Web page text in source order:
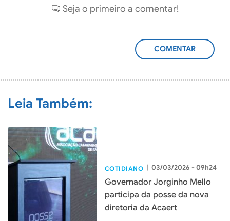
Seja o primeiro a comentar!
ADICIONAR
Leia Também:
COTIDIANO | 03/03/2026 - 09h24
Governador Jorginho Mello
participa da posse da nova
diretoria da Acaert